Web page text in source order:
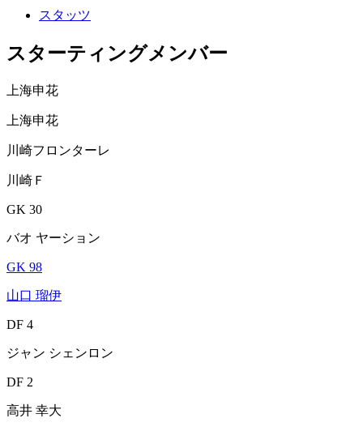
スタッツ
スターティングメンバー
上海申花
上海申花
川崎フロンターレ
川崎Ｆ
GK 30
バオ ヤーション
GK 98
山口 瑠伊
DF 4
ジャン シェンロン
DF 2
高井 幸大